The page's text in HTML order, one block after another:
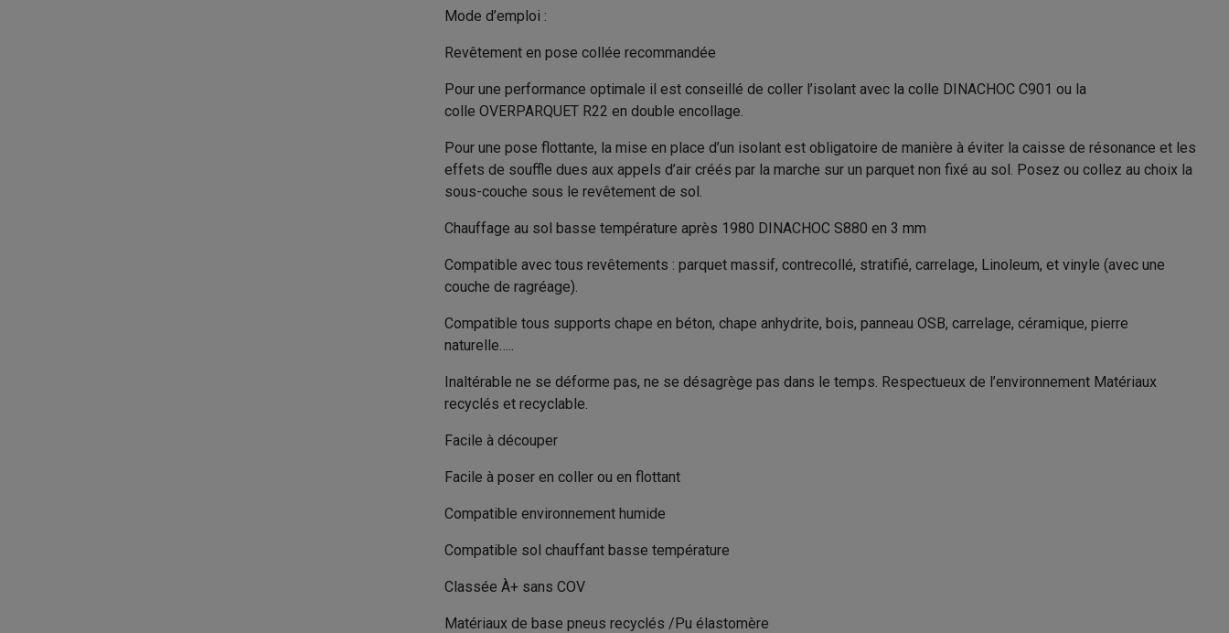
Mode d’emploi :
Revêtement en pose collée recommandée
Pour une performance optimale il est conseillé de coller l’isolant avec la colle DINACHOC C901 ou la
colle OVERPARQUET R22 en double encollage.
Pour une pose flottante, la mise en place d’un isolant est obligatoire de manière à éviter la caisse de résonance et les
effets de souffle dues aux appels d’air créés par la marche sur un parquet non fixé au sol. Posez ou collez au choix la
sous-couche sous le revêtement de sol.
Chauffage au sol basse température après 1980 DINACHOC S880 en 3 mm
Compatible avec tous revêtements : parquet massif, contrecollé, stratifié, carrelage, Linoleum, et vinyle (avec une
couche de ragréage).
Compatible tous supports chape en béton, chape anhydrite, bois, panneau OSB, carrelage, céramique, pierre
naturelle…..
Inaltérable ne se déforme pas, ne se désagrège pas dans le temps. Respectueux de l’environnement Matériaux
recyclés et recyclable.
Facile à découper
Facile à poser en coller ou en flottant
Compatible environnement humide
Compatible sol chauffant basse température
Classée À+ sans COV
Matériaux de base pneus recyclés /Pu élastomère